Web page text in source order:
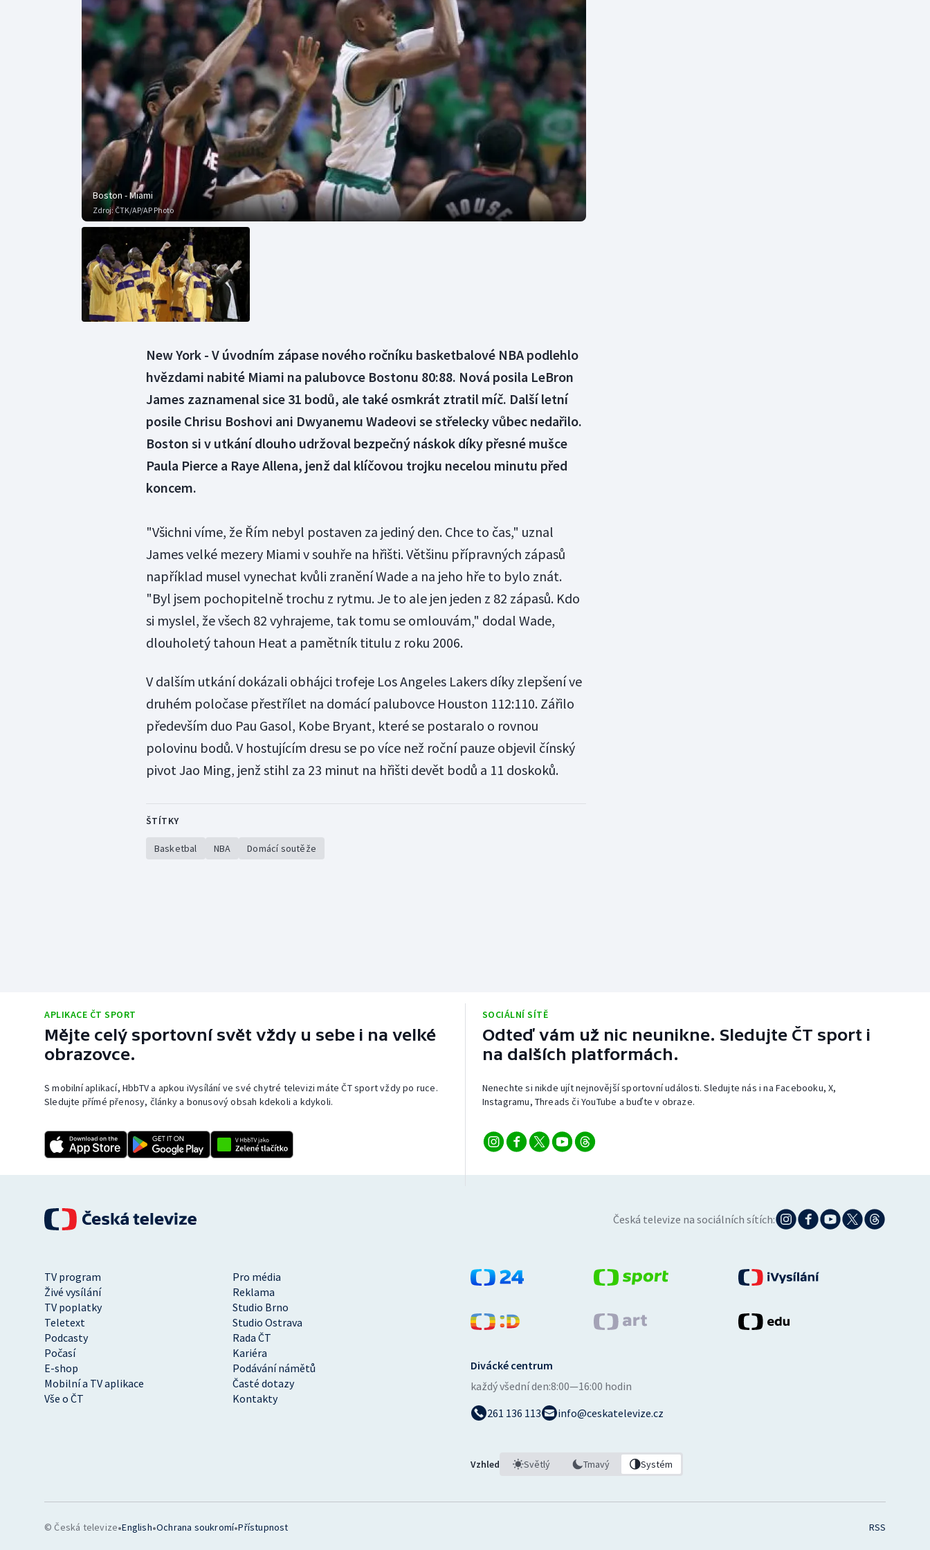
Curling
Dostihy
Florbal
Futsal
Golf
Gymnastika
Moderní pětiboj
Motorsport
Olympijské hry
Parasport
Plavání
Plážový volejbal
Triatlon
Veslování
Vodní slalom
Volejbal
Ostatní
Boston - Miami
Zdroj: ČTK/AP/AP Photo
New York - V úvodním zápase nového ročníku basketbalové NBA podlehlo
hvězdami nabité Miami na palubovce Bostonu 80:88. Nová posila LeBron
James zaznamenal sice 31 bodů, ale také osmkrát ztratil míč. Další letní
posile Chrisu Boshovi ani Dwyanemu Wadeovi se střelecky vůbec nedařilo.
Boston si v utkání dlouho udržoval bezpečný náskok díky přesné mušce
Paula Pierce a Raye Allena, jenž dal klíčovou trojku necelou minutu před
koncem.
"Všichni víme, že Řím nebyl postaven za jediný den. Chce to čas," uznal
James velké mezery Miami v souhře na hřišti. Většinu přípravných zápasů
například musel vynechat kvůli zranění Wade a na jeho hře to bylo znát.
"Byl jsem pochopitelně trochu z rytmu. Je to ale jen jeden z 82 zápasů. Kdo
si myslel, že všech 82 vyhrajeme, tak tomu se omlouvám," dodal Wade,
dlouholetý tahoun Heat a pamětník titulu z roku 2006.
V dalším utkání dokázali obhájci trofeje Los Angeles Lakers díky zlepšení ve
druhém poločase přestřílet na domácí palubovce Houston 112:110. Zářilo
především duo Pau Gasol, Kobe Bryant, které se postaralo o rovnou
polovinu bodů. V hostujícím dresu se po více než roční pauze objevil čínský
pivot Jao Ming, jenž stihl za 23 minut na hřišti devět bodů a 11 doskoků.
ŠTÍTKY
Basketbal NBA Domácí soutěže
APLIKACE ČT SPORT
Mějte celý sportovní svět vždy u sebe i na velké
obrazovce.
S mobilní aplikací, HbbTV a apkou iVysílání ve své chytré televizi máte ČT sport vždy po ruce.
Sledujte přímé přenosy, články a bonusový obsah kdekoli a kdykoli.
SOCIÁLNÍ SÍTĚ
Odteď vám už nic neunikne. Sledujte ČT sport i
na dalších platformách.
Nenechte si nikde ujít nejnovější sportovní události. Sledujte nás i na Facebooku, X,
Instagramu, Threads či YouTube a buďte v obraze.
Česká televize na sociálních sítích:
TV program
Pro média
Živé vysílání
Reklama
TV poplatky
Studio Brno
Teletext
Studio Ostrava
Podcasty
Rada ČT
Počasí
Kariéra
E-shop
Podávání námětů
Mobilní a TV aplikace
Časté dotazy
Vše o ČT
Kontakty
Divácké centrum
každý všední den:8:00—16:00 hodin
261 136 113
info@ceskatelevize.cz
Vzhled Světlý Tmavý Systém
© Česká televize•English•Ochrana soukromí•Přístupnost RSS